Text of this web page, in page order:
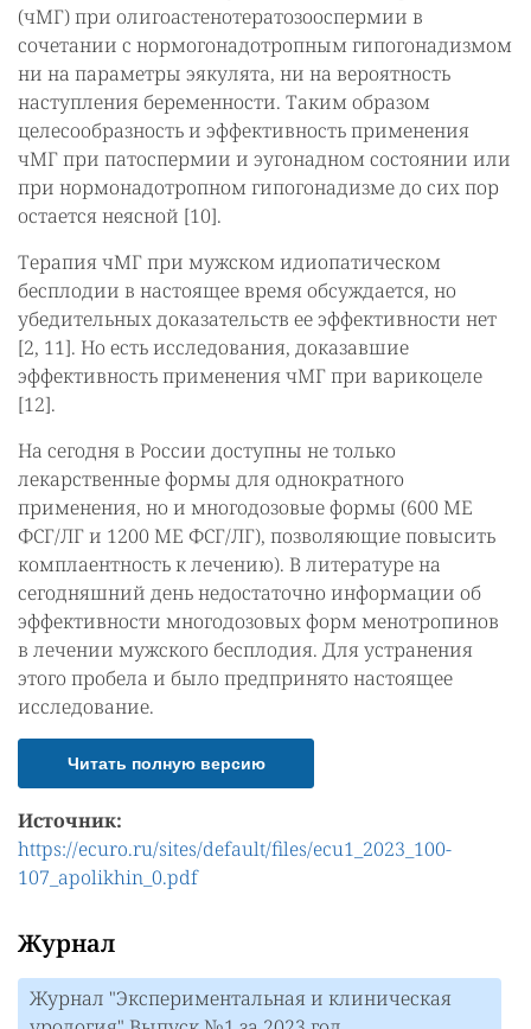
(чМГ) при олигоастенотератозооспермии в
сочетании с нормогонадотропным гипогонадизмом
ни на параметры эякулята, ни на вероятность
наступления беременности. Таким образом
целесообразность и эффективность применения
чМГ при патоспермии и эугонадном состоянии или
при нормонадотропном гипогонадизме до сих пор
остается неясной [10].
Терапия чМГ при мужском идиопатическом
бесплодии в настоящее время обсуждается, но
убедительных доказательств ее эффективности нет
[2, 11]. Но есть исследования, доказавшие
эффективность применения чМГ при варикоцеле
[12].
На сегодня в России доступны не только
лекарственные формы для однократного
применения, но и многодозовые формы (600 МЕ
ФСГ/ЛГ и 1200 МЕ ФСГ/ЛГ), позволяющие повысить
комплаентность к лечению). В литературе на
сегодняшний день недостаточно информации об
эффективности многодозовых форм менотропинов
в лечении мужского бесплодия. Для устранения
этого пробела и было предпринято настоящее
исследование.
Читать полную версию
Источник:
https://ecuro.ru/sites/default/files/ecu1_2023_100-
107_apolikhin_0.pdf
Журнал
Журнал "Экспериментальная и клиническая